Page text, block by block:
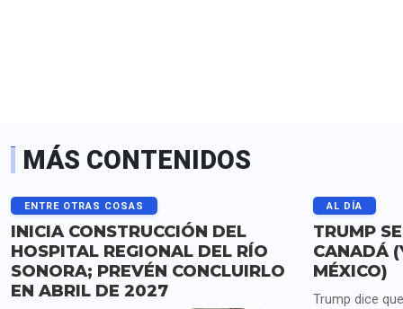
MÁS CONTENIDOS
ENTRE OTRAS COSAS
INICIA CONSTRUCCIÓN DEL
HOSPITAL REGIONAL DEL RÍO
SONORA; PREVÉN CONCLUIRLO
EN ABRIL DE 2027
AL DÍA
TRUMP
CANADÁ
MÉXICO)
Trump dice